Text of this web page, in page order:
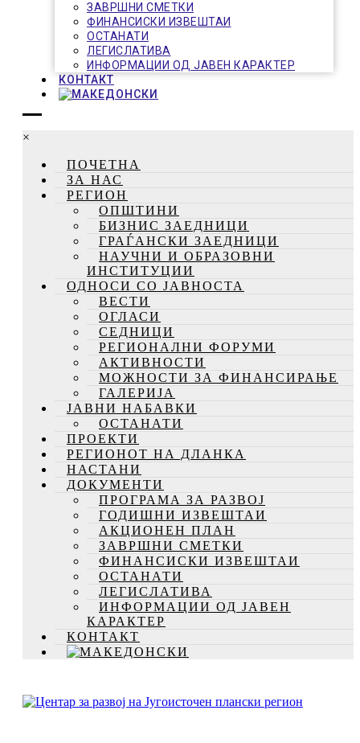
ЗАВРШНИ СМЕТКИ
ФИНАНСИСКИ ИЗВЕШТАИ
ОСТАНАТИ
ЛЕГИСЛАТИВА
ИНФОРМАЦИИ ОД ЈАВЕН КАРАКТЕР
КОНТАКТ
×
ПОЧЕТНА
ЗА НАС
РЕГИОН
ОПШТИНИ
БИЗНИС ЗАЕДНИЦИ
ГРАЃАНСКИ ЗАЕДНИЦИ
НАУЧНИ И ОБРАЗОВНИ
ИНСТИТУЦИИ
ОДНОСИ СО ЈАВНОСТА
ВЕСТИ
ОГЛАСИ
СЕДНИЦИ
РЕГИОНАЛНИ ФОРУМИ
АКТИВНОСТИ
МОЖНОСТИ ЗА ФИНАНСИРАЊЕ
ГАЛЕРИЈА
ЈАВНИ НАБАВКИ
ОСТАНАТИ
ПРОЕКТИ
РЕГИОНОТ НА ДЛАНКА
НАСТАНИ
ДОКУМЕНТИ
ПРОГРАМА ЗА РАЗВОЈ
ГОДИШНИ ИЗВЕШТАИ
АКЦИОНЕН ПЛАН
ЗАВРШНИ СМЕТКИ
ФИНАНСИСКИ ИЗВЕШТАИ
ОСТАНАТИ
ЛЕГИСЛАТИВА
ИНФОРМАЦИИ ОД ЈАВЕН
КАРАКТЕР
КОНТАКТ